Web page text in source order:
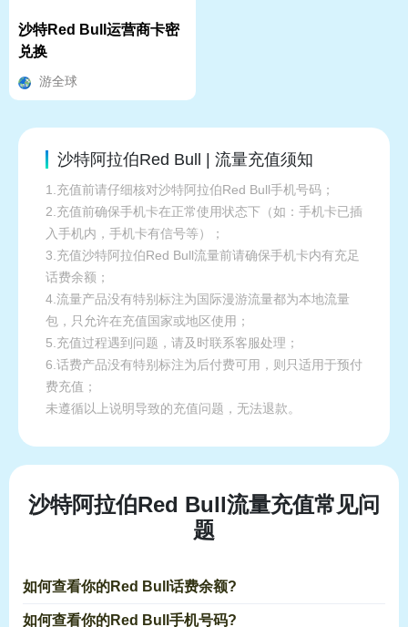
沙特Red Bull运营商卡密
兑换
游全球
沙特阿拉伯Red Bull | 流量充值须知
1.充值前请仔细核对沙特阿拉伯Red Bull手机号码；
2.充值前确保手机卡在正常使用状态下（如：手机卡已插
入手机内，手机卡有信号等）；
3.充值沙特阿拉伯Red Bull流量前请确保手机卡内有充足
话费余额；
4.流量产品没有特别标注为国际漫游流量都为本地流量
包，只允许在充值国家或地区使用；
5.充值过程遇到问题，请及时联系客服处理；
6.话费产品没有特别标注为后付费可用，则只适用于预付
费充值；
未遵循以上说明导致的充值问题，无法退款。
沙特阿拉伯Red Bull流量充值常见问
题
如何查看你的Red Bull话费余额?
如何查看你的Red Bull手机号码?